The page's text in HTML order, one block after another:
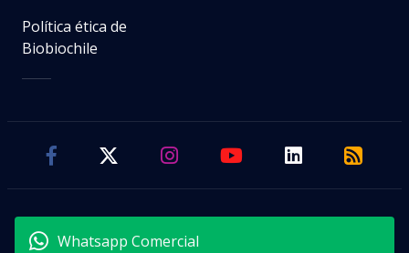
Política ética de
Biobiochile
Whatsapp Comercial